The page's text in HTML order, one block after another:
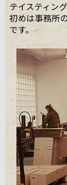
テイスティン
初めは事務所
です。